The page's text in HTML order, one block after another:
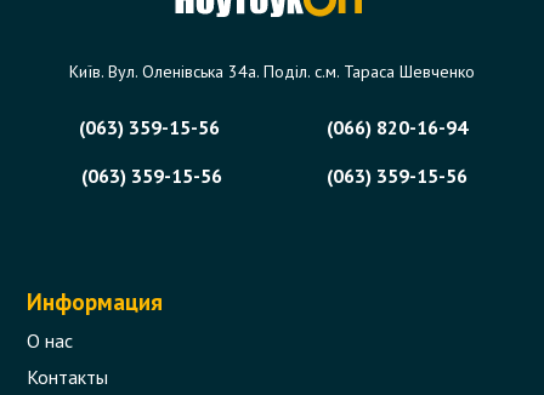
Київ. Вул. Оленівська 34а. Поділ. с.м. Тараса Шевченко
(063) 359-15-56
(066) 820-16-94
(063) 359-15-56
(063) 359-15-56
Информация
О нас
Контакты